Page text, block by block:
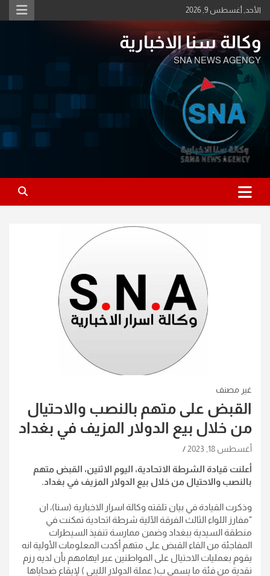
Skip
to
الأحد, أغسطس 9, 2026
وكالة سنا الاخبارية
SNA NEWS AGENCY
غير مصنف
القبض على متهم بالنصب والاحتيال
من خلال بيع الدولار المزيف في بغداد
أغسطس 18, 2023
أعلنت قيادة الشرطة الاتحادية، اليوم الاثنين، القبض متهم
بالنصب والاحتيال من خلال بيع الدولار المزيف في بغداد.
وذكرت القيادة في بيان تلقته وكالة اسرار الاخبارية (سنا)، ان
"مفارز اللواء الثالث الفرقة الآلية شرطة اتحادية تمكنت في
منطقة السيدية ببغداد وضمن ممارسة تنفيذ السيطرات
المفاجئة من القاء القبض على متهم أكدت المعلومات الأولية انه
يقوم بعمليات الاحتيال على المواطنين عبر ايهامهم بأن لديه رزم
نقدية من فئة ما يسمى ب( عملة الدولار الليبي ) لإيقاع ضحاياها